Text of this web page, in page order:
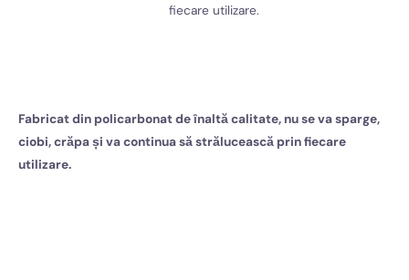
Fabricat din policarbonat de înaltă calitate, nu se va sparge,
ciobi, crăpași va continua să strălucească prin fiecare
utilizare.